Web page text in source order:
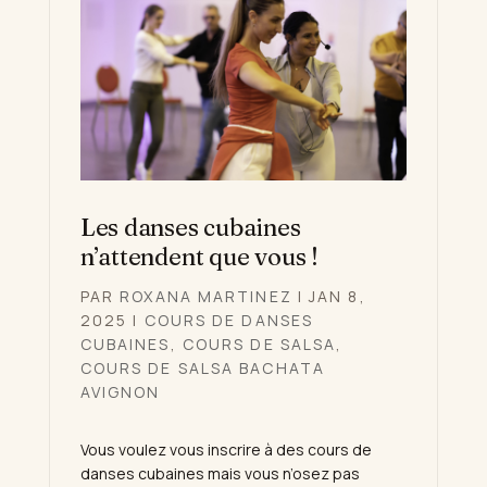
Les danses cubaines
n’attendent que vous !
PAR ROXANA MARTINEZ |JAN 8,
2025 | COURS DE DANSES
CUBAINES , COURS DE SALSA,
COURS DE SALSA BACHATA
AVIGNON
Vous voulez vous inscrire à des cours de
danses cubaines mais vous n’osez pas